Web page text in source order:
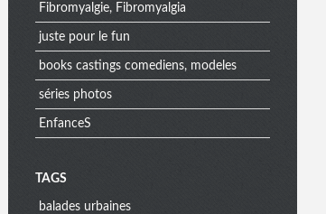
Fibromyalgie, Fibromyalgia
juste pour le fun
books castings comediens, modeles
séries photos
EnfanceS
M
TAGS
balades urbaines